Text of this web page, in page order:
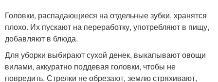
Головки, распадающиеся на отдельные зубки, хранятся
плохо. Их пускают на переработку, употребляют в пищу,
добавляют в блюда.
Для уборки выбирают сухой денек, выкапывают овощи
вилами, аккуратно поддевая головки, чтобы не
повредить. Стрелки не обрезают, землю стряхивают,